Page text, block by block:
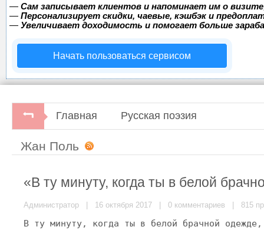
— Сам записывает клиентов и напоминает им о
— Персонализирует скидки, чаевые, кэшбэк и
— Увеличивает доходимость и помогает больше
Начать пользоваться сервисом
Главная Русская поэзия
Жан Поль
«В ту минуту, когда ты в белой
Администратор | 16 октября 2017 | 0 комментариев | 815
В ту минуту, когда ты в белой брачной одежде,